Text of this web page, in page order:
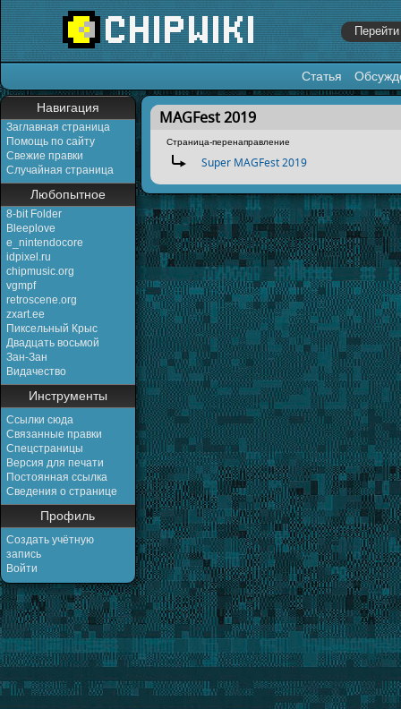
Статья
Навигация
Заглавная страница
Помощь по сайту
Свежие правки
Случайная страница
Любопытное
8-bit Folder
Bleeplove
e_nintendocore
idpixel.ru
chipmusic.org
vgmpf
retroscene.org
zxart.ee
Пиксельный Крыс
Двадцать восьмой
Зан-Зан
Видачество
Инструменты
Ссылки сюда
Связанные правки
Спецстраницы
Версия для печати
Постоянная ссылка
Сведения о странице
Профиль
Создать учётную
запись
Войти
Перейти к:навигация,поиск
MAGFest 2019
Страница-перенаправление
Перенаправление на:
Super MAGFest 2019